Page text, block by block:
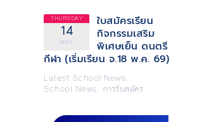
THURSDAY
14
MAY
ใบสมัครเรียน
กิจกรรมเสริม
พิเศษเย็น ดนตรี
กีฬา (เริ่มเรียน จ.18 พ.ค. 69)
Latest School News,
School News, การรับสมัคร